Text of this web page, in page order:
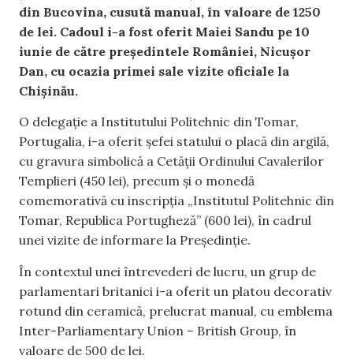
din Bucovina, cusută manual, în valoare de 1250
de lei. Cadoul i-a fost oferit Maiei Sandu pe 10
iunie de către președintele României, Nicușor
Dan, cu ocazia primei sale vizite oficiale la
Chișinău.
O delegație a Institutului Politehnic din Tomar,
Portugalia, i-a oferit șefei statului o placă din argilă,
cu gravura simbolică a Cetății Ordinului Cavalerilor
Templieri (450 lei), precum și o monedă
comemorativă cu inscripția „Institutul Politehnic din
Tomar, Republica Portugheză” (600 lei), în cadrul
unei vizite de informare la Președinție.
În contextul unei întrevederi de lucru, un grup de
parlamentari britanici i-a oferit un platou decorativ
rotund din ceramică, prelucrat manual, cu emblema
Inter-Parliamentary Union – British Group, în
valoare de 500 de lei.